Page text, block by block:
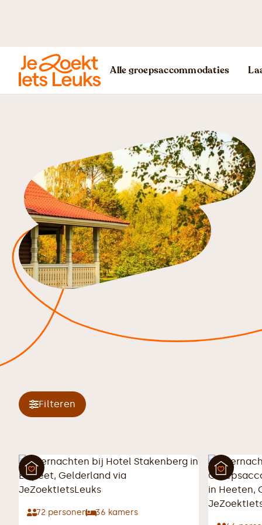
Alle groepsaccommodaties
Filteren
72 personen 36 kamers